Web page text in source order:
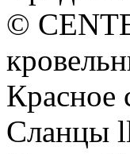
©
Сланцы